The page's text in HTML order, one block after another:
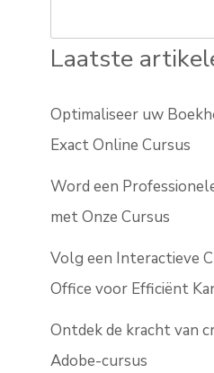
Laatste
Optimaliseer uw
Exact Online Cursus
Word een
met Onze Cursus
Volg een Interactieve
Office voor Efficiënt
Ontdek de kracht van
Adobe-cursus